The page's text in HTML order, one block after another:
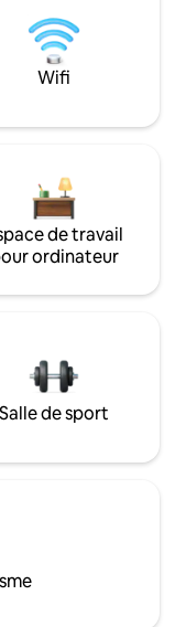
Wifi
de travail
ordinateur
Salle de sport